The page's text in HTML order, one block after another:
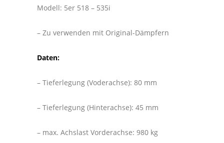
Modell: 5er 518 – 535i
– Zu verwenden mit Original-Dämpfern
Daten:
– Tieferlegung (Voderachse): 80 mm
– Tieferlegung (Hinterachse): 45 mm
– max. Achslast Vorderachse: 980 kg